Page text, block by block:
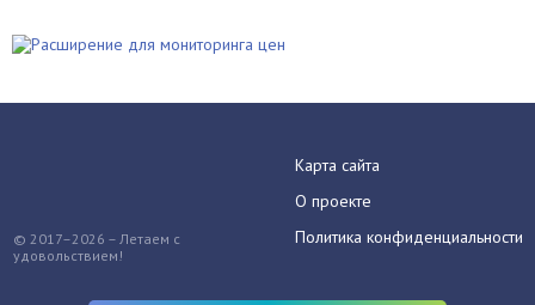
© 2017–2026 – Летаем с
удовольствием!
Карта сайта
О проекте
Политика конфиденциальности